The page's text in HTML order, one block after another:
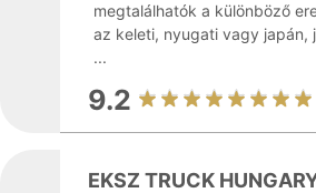
megtalálhatók a különböző
az keleti, nyugati vagy japán,
...
9.2
EKSZ TRUCK